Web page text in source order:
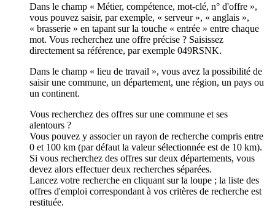
Dans le champ « Métier, compétence, mot-clé, n° d'offre »,
vous pouvez saisir, par exemple, « serveur », « anglais »,
« brasserie » en tapant sur la touche « entrée » entre chaque
mot. Vous recherchez une offre précise ? Saisissez
directement sa référence, par exemple 049RSNK.
Dans le champ « lieu de travail », vous avez la possibilité de
saisir une commune, un département, une région, un pays ou
un continent.
Vous recherchez des offres sur une commune et ses
alentours ?
Vous pouvez y associer un rayon de recherche compris entre
0 et 100 km (par défaut la valeur sélectionnée est de 10 km).
Si vous recherchez des offres sur deux départements, vous
devez alors effectuer deux recherches séparées.
Lancez votre recherche en cliquant sur la loupe ; la liste des
offres d'emploi correspondant à vos critères de recherche est
restituée.